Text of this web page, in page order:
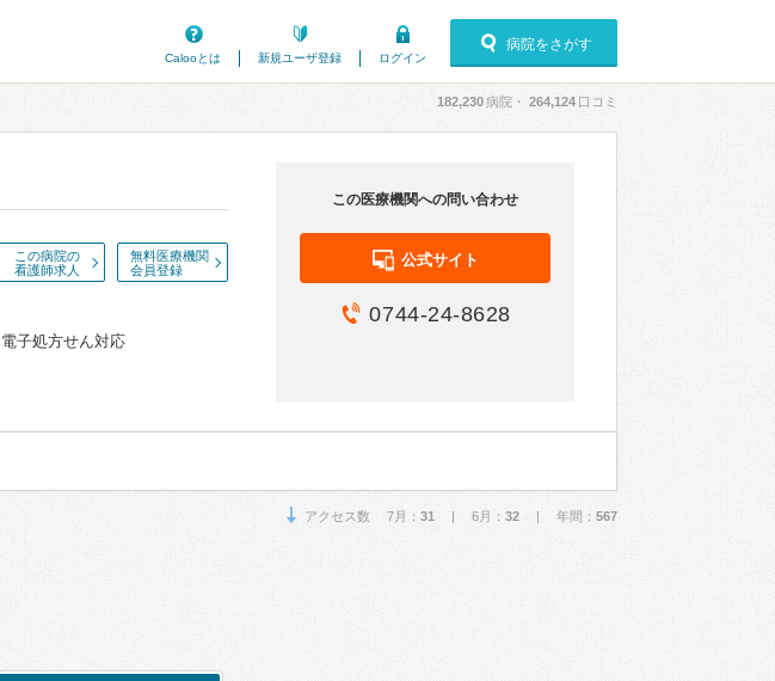
Calooとは
新規ユーザ登録 ログイン
病院をさがす
182,230病院・ 264,124 口コミ
この病院の
看護師求人
無料医療機関
会員登録
電子処方せん対応
この医療機関への問い合わせ
公式サイト
0744-24-8628
アクセス数 7月： 31 | 6月： 32 | 年間： 567